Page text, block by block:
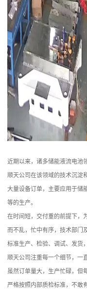
近期以来，诸多储能液流电池
顺天公司在该领域的技术沉淀
大量设备订单，主要应用于储
等的生产。
在时间短，交付重的前提下，
而不乱，忙中有序，技术部门
标准生产、检验、调试、发货
顺天公司注重每一个细节，一
虽然订单量大，生产忙碌，但
严格按照内部质检标准，不敢